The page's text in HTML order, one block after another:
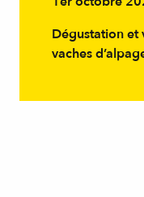
Dégustation et
vaches